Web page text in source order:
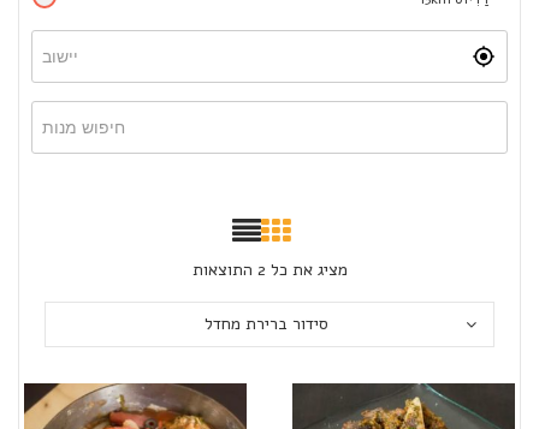
מציג את כל 2 התוצאות
סידור ברירת מחדל